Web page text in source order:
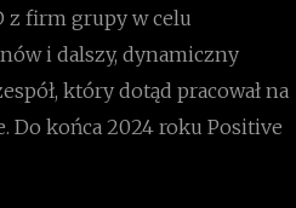
z firm grupy w celu
i dalszy, dynamiczny
który dotąd pracował na
Do końca 2024 roku Positive